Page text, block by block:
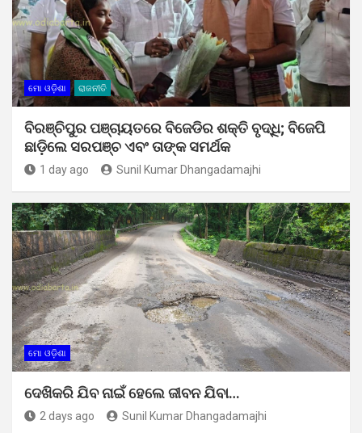
ମୋ ଓଡ଼ିଶା ରାଜନୀତି
ବିରଞ୍ଚିପୁର ପଞ୍ଚାୟତରେ ବିଜେଡିର ଶକ୍ତି ବୃଦ୍ଧି; ବିଜେପି
ଛାଡ଼ିଲେ ସରପଞ୍ଚ ଏବଂ ତାଙ୍କ ସମର୍ଥକ
1 day ago Sunil Kumar Dhangadamajhi
ମୋ ଓଡ଼ିଶା
ଦେଖିକରି ଯିବ ନାଇଁ ହେଲେ ଜୀବନ ଯିବା…
2 days ago Sunil Kumar Dhangadamajhi